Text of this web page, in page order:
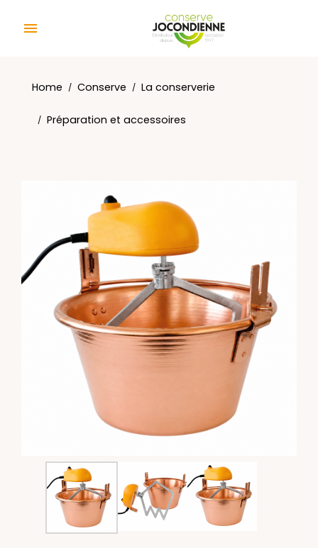

Home Conserve La conserverie
Préparation et accessoires